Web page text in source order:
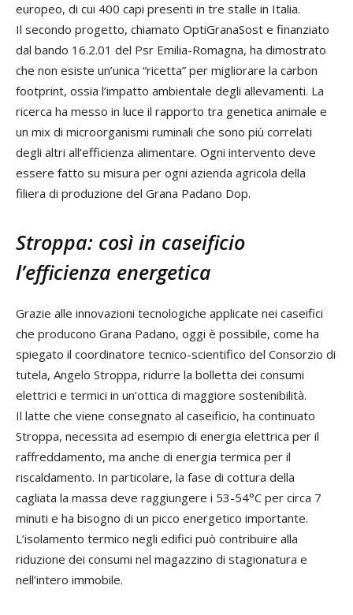
europeo, di cui 400 capi presenti in tre stalle in Italia.
Il secondo progetto, chiamato OptiGranaSost e finanziato
dal bando 16.2.01 del Psr Emilia-Romagna, ha dimostrato
che non esiste un’unica “ricetta” per migliorare la carbon
footprint, ossia l’impatto ambientale degli allevamenti. La
ricerca ha messo in luce il rapporto tra genetica animale e
un mix di microorganismi ruminali che sono più correlati
degli altri all’efficienza alimentare. Ogni intervento deve
essere fatto su misura per ogni azienda agricola della
filiera di produzione del Grana Padano Dop.
Stroppa: così in caseificio
l’efficienza energetica
Grazie alle innovazioni tecnologiche applicate nei caseifici
che producono Grana Padano, oggi è possibile, come ha
spiegato il coordinatore tecnico-scientifico del Consorzio di
tutela, Angelo Stroppa, ridurre la bolletta dei consumi
elettrici e termici in un’ottica di maggiore sostenibilità.
Il latte che viene consegnato al caseificio, ha continuato
Stroppa, necessita ad esempio di energia elettrica per il
raffreddamento, ma anche di energia termica per il
riscaldamento. In particolare, la fase di cottura della
cagliata la massa deve raggiungere i 53-54°C per circa 7
minuti e ha bisogno di un picco energetico importante.
L’isolamento termico negli edifici può contribuire alla
riduzione dei consumi nel magazzino di stagionatura e
nell’intero immobile.